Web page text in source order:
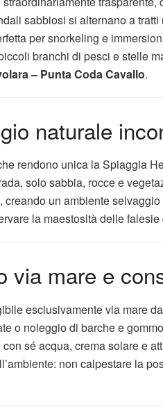
sabbiosi si alternano a
per snorkeling e
branchi di pesci e stelle
– Punta Coda Cavallo.
naturale
rendono unica la Spiaggia
solo sabbia, rocce e
creando un ambiente
la maestosità delle
via mare e
esclusivamente via mare da
o noleggio di barche e
sé acqua, crema solare e
non calpestare la